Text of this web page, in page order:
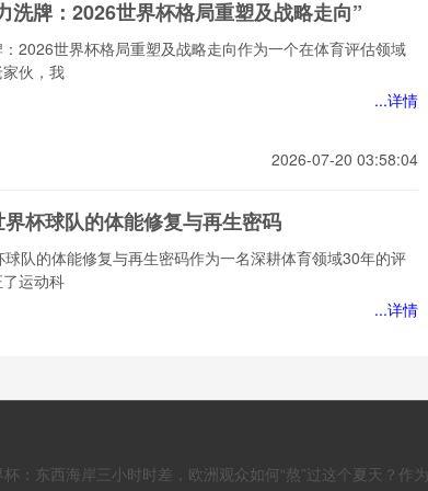
洗牌：2026世界杯格局重塑及战略走向”
2026世界杯格局重塑及战略走向作为一个在体育评估领域
伙，我
...详情
2026-07-20 03:58:04
杯球队的体能修复与再生密码
队的体能修复与再生密码作为一名深耕体育领域30年的评
运动科
...详情
改写裁判的判罚尺度三十年了，我坐在看台上，跑过场地，
：东西海岸三小时时差，欧洲观众如何“熬”过这个夏天？作